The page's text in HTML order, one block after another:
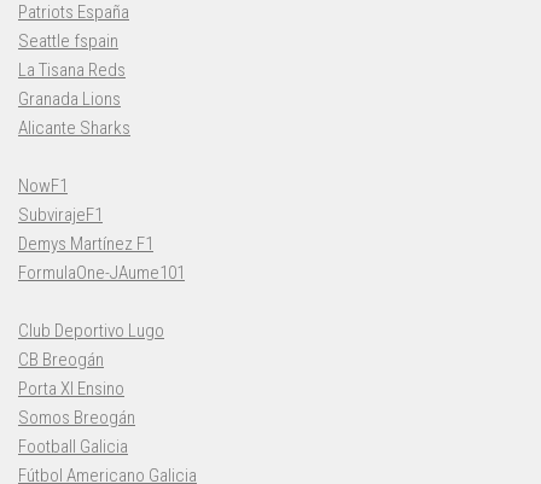
Patriots España
Seattle fspain
La Tisana Reds
Granada Lions
Alicante Sharks
NowF1
SubvirajeF1
Demys Martínez F1
FormulaOne-JAume101
Club Deportivo Lugo
CB Breogán
Porta XI Ensino
Somos Breogán
Football Galicia
Fútbol Americano Galicia